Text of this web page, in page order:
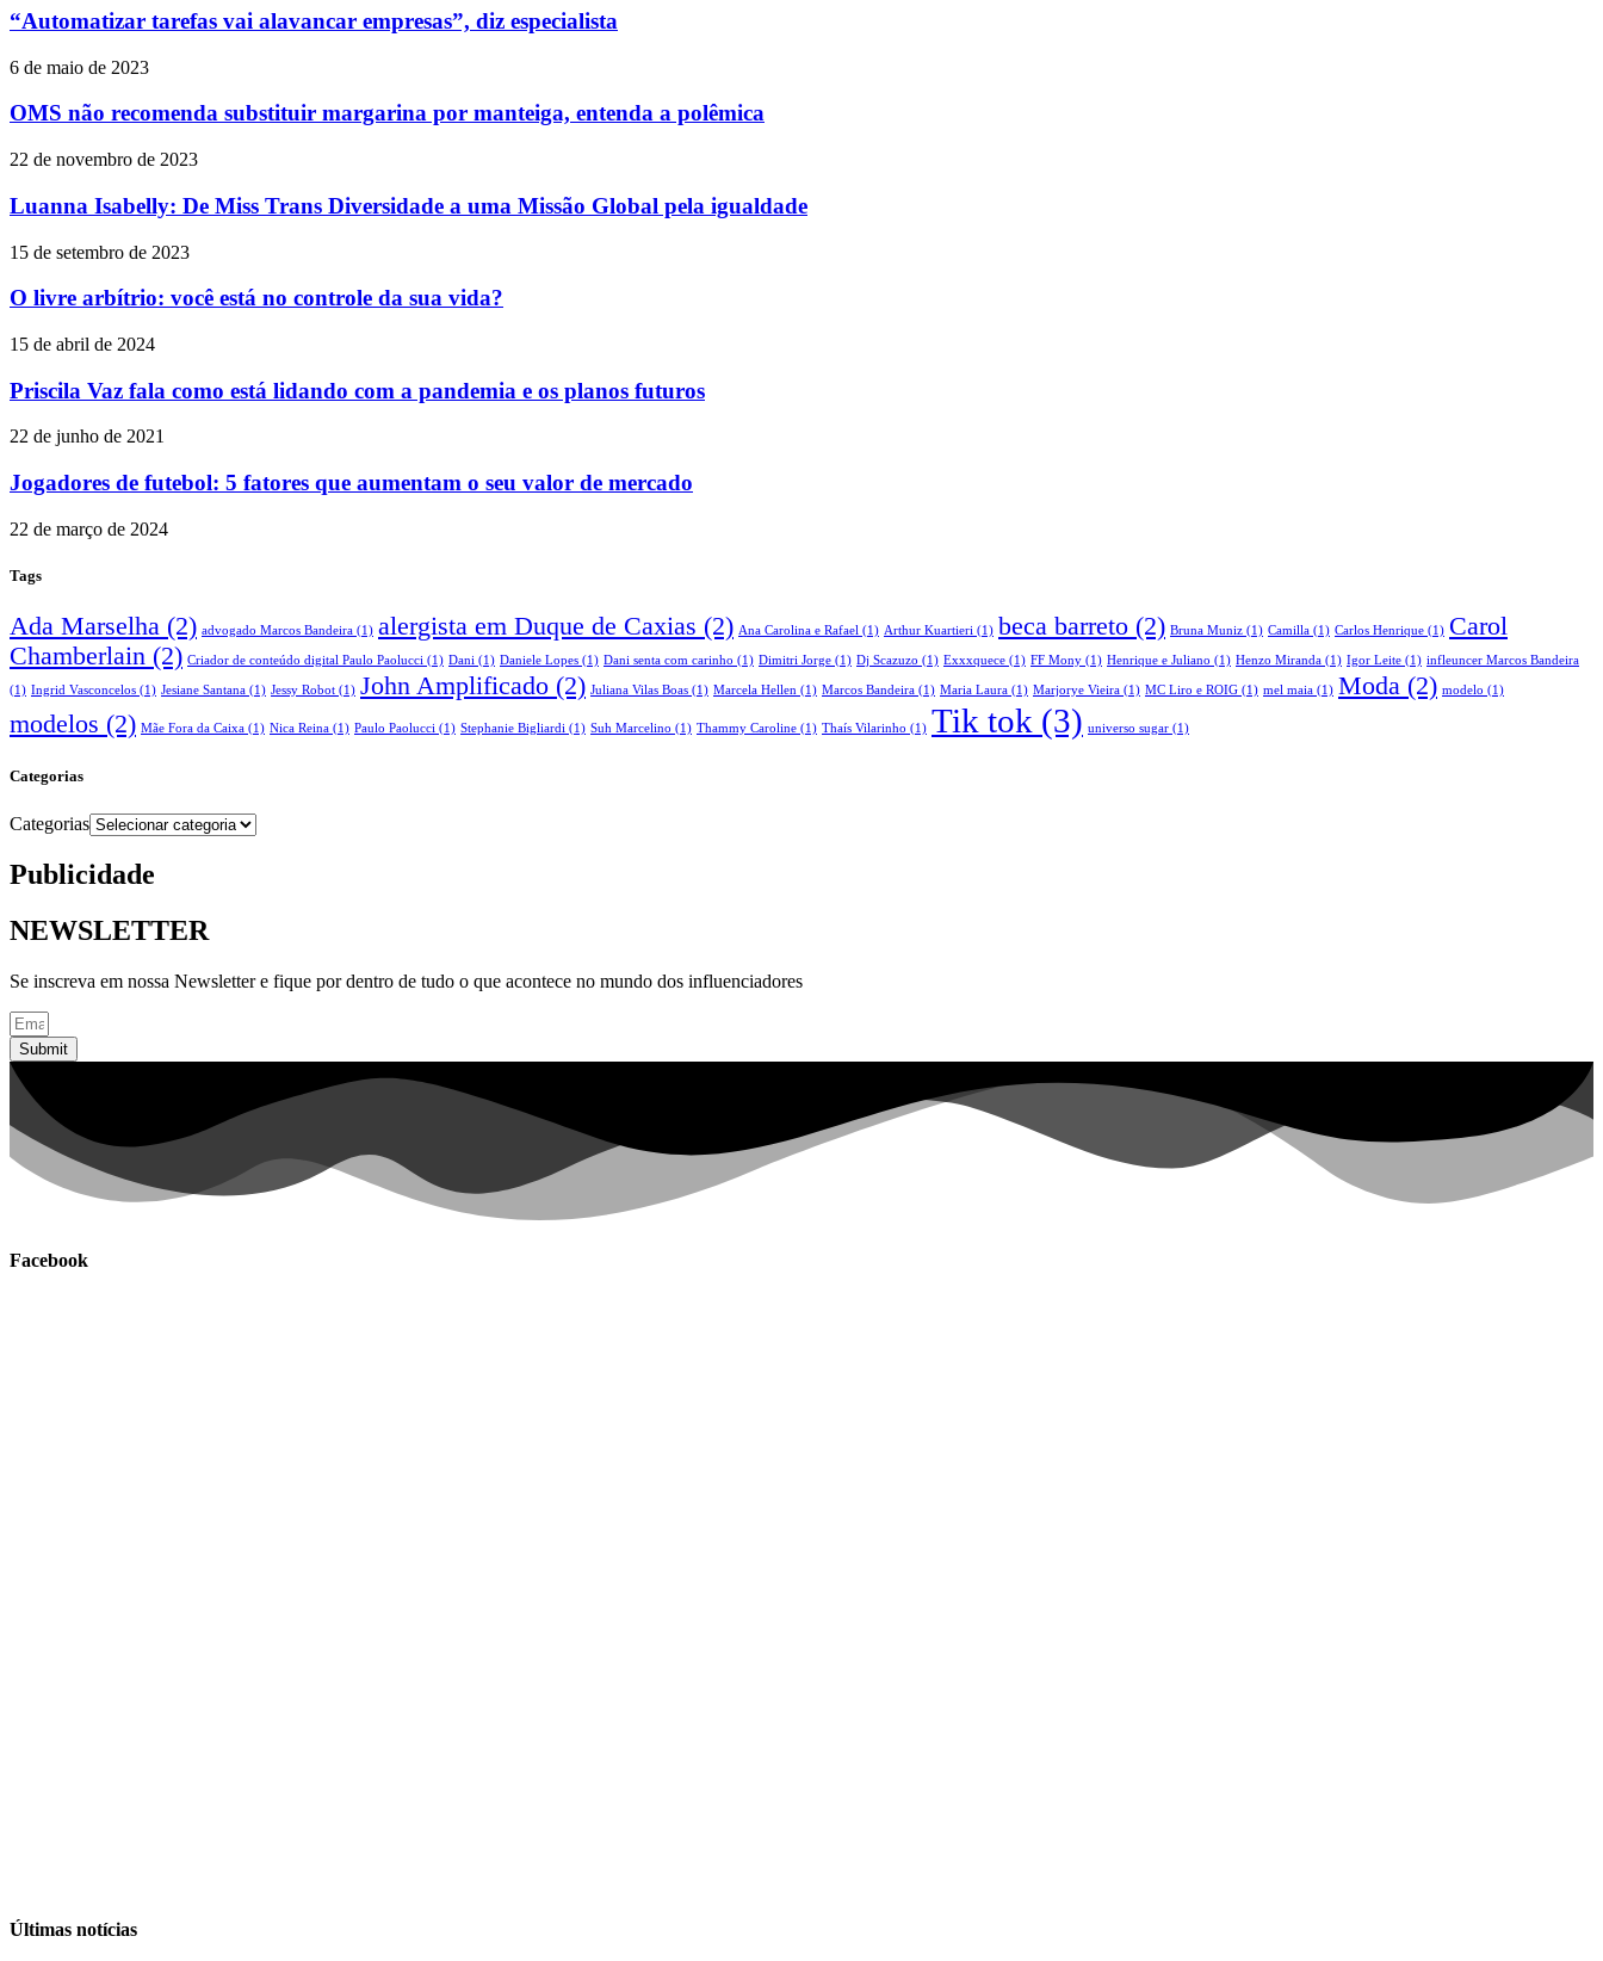
“Automatizar tarefas vai alavancar empresas”, diz especialista
6 de maio de 2023
OMS não recomenda substituir margarina por manteiga, entenda a polêmica
22 de novembro de 2023
Luanna Isabelly: De Miss Trans Diversidade a uma Missão Global pela igualdade
15 de setembro de 2023
O livre arbítrio: você está no controle da sua vida?
15 de abril de 2024
Priscila Vaz fala como está lidando com a pandemia e os planos futuros
22 de junho de 2021
Jogadores de futebol: 5 fatores que aumentam o seu valor de mercado
22 de março de 2024
Tags
Ada Marselha (2) advogado Marcos Bandeira (1) alergista em Duque de Caxias (2) Ana Carolina e Rafael (1) Arthur Kuartieri (1) beca barreto (2) Bruna Muniz (1) Camilla (1) Carlos Henrique (1) Carol
Chamberlain (2) Criador de conteúdo digital Paulo Paolucci (1) Dani (1) Daniele Lopes (1) Dani senta com carinho (1) Dimitri Jorge (1) Dj Scazuzo (1) Exxxquece (1) FF Mony (1) Henrique e Juliano (1) Henzo Miranda (1) Igor Leite (1) infleuncer Marcos Bandeira
(1) Ingrid Vasconcelos (1) Jesiane Santana (1) Jessy Robot (1) John Amplificado (2) Juliana Vilas Boas (1) Marcela Hellen (1) Marcos Bandeira (1) Maria Laura (1) Marjorye Vieira (1) MC Liro e ROIG (1) mel maia (1) Moda (2) modelo (1)
modelos (2) Mãe Fora da Caixa (1) Nica Reina (1) Paulo Paolucci (1) Stephanie Bigliardi (1) Suh Marcelino (1) Thammy Caroline (1) Thaís Vilarinho (1) Tik tok (3) universo sugar (1)
Categorias
Categorias
Publicidade
NEWSLETTER
Se inscreva em nossa Newsletter e fique por dentro de tudo o que acontece no mundo dos influenciadores
Submit
Facebook
Últimas notícias